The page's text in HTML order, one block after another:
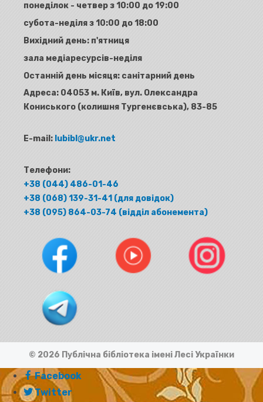
понеділок - четвер з 10:00 до 19:00
субота-неділя з 10:00 до 18:00
Вихідний день: п'ятниця
зала медіаресурсів-неділя
Останній день місяця: санітарний день
Адреса: 04053 м. Київ, вул. Олександра
Кониського (колишня Тургенєвська), 83-85
E-mail: lubibl@ukr.net
Телефони:
+38 (044) 486-01-46
+38 (068) 139-31-41 (для довідок)
+38 (095) 864-03-74 (відділ абонемента)
© 2026 Публічна бібліотека імені Лесі Українки
Facebook
Twitter